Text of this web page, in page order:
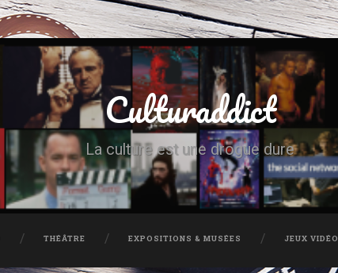
Culturaddict
La culture est une drogue dure
THÉÂTRE EXPOSITIONS & MUSÉES JEUX VIDÉO